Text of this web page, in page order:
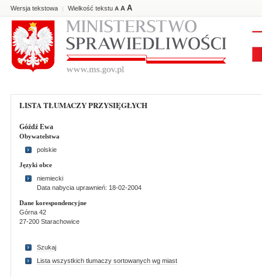
Wersja tekstowa | Wielkość tekstu A A A
LISTA TŁUMACZY PRZYSIĘGŁYCH
Góźdź Ewa
Obywatelstwa
polskie
Języki obce
niemiecki
Data nabycia uprawnień: 18-02-2004
Dane korespondencyjne
Górna 42
27-200 Starachowice
Szukaj
Lista wszystkich tlumaczy sortowanych wg miast